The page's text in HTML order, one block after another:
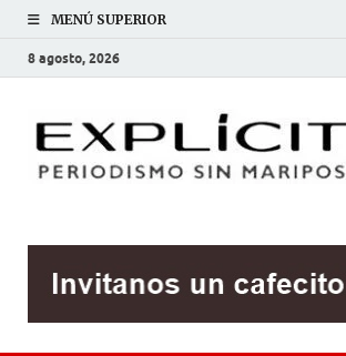
MENÚ SUPERIOR
8 agosto, 2026